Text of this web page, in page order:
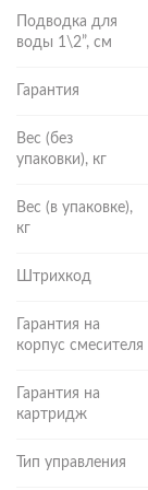
подключения 1/
Подводка для
воды 1\2”, см
Гарантия
Вес (без
упаковки), кг
Вес (в упаковке),
кг
Штрихкод
Гарантия на
корпус смесителя
Гарантия на
картридж
Тип управления